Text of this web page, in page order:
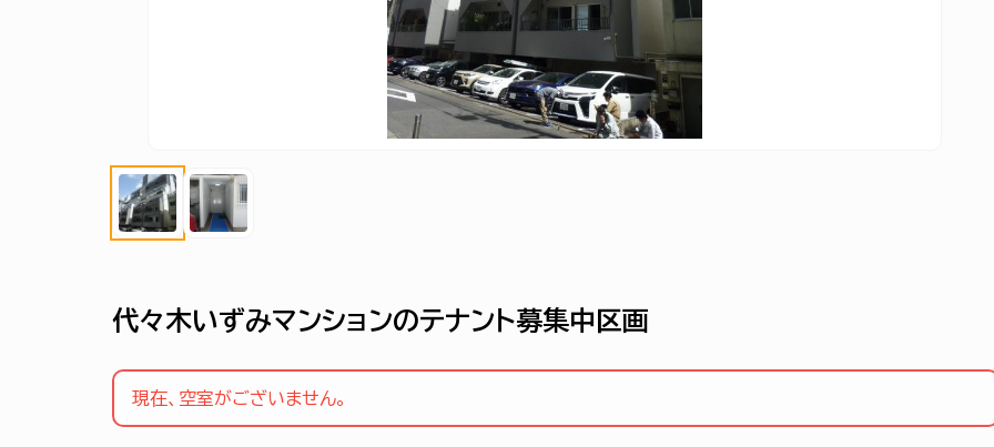
代々木いずみマンションのテナント募集中区画
現在、空室がございません。